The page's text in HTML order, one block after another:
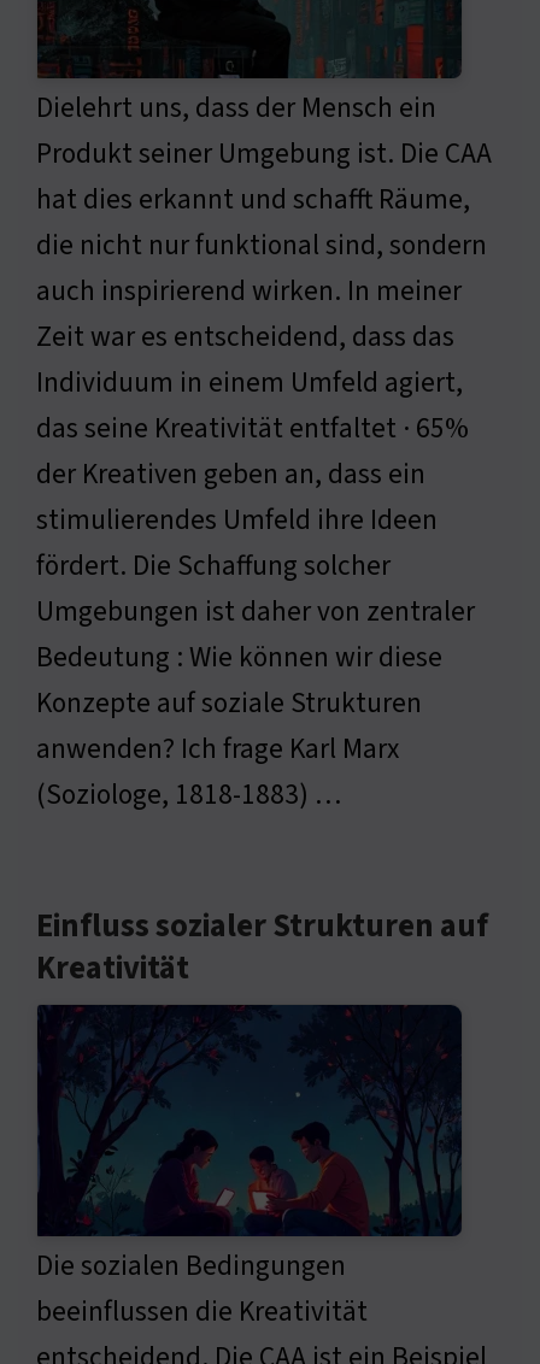
Dielehrt uns, dass der Mensch ein
Produkt seiner Umgebung ist. Die CAA
hat dies erkannt und schafft Räume,
die nicht nur funktional sind, sondern
auch inspirierend wirken. In meiner
Zeit war es entscheidend, dass das
Individuum in einem Umfeld agiert,
das seine Kreativität entfaltet · 65%
der Kreativen geben an, dass ein
stimulierendes Umfeld ihre Ideen
fördert. Die Schaffung solcher
Umgebungen ist daher von zentraler
Bedeutung : Wie können wir diese
Konzepte auf soziale Strukturen
anwenden? Ich frage Karl Marx
(Soziologe, 1818-1883) …
Einfluss sozialer Strukturen auf
Kreativität
Die sozialen Bedingungen
beeinflussen die Kreativität